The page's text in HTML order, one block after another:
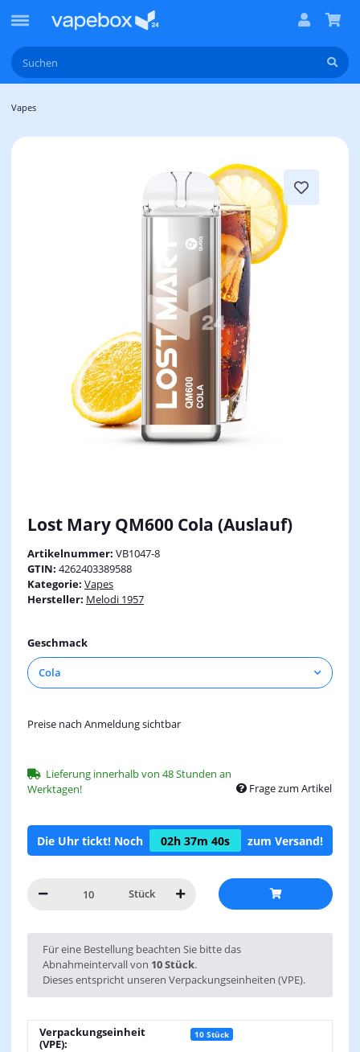
Vapes
Lost Mary QM600 Cola (Auslauf)
Artikelnummer: VB1047-8
GTIN: 4262403389588
Kategorie: Vapes
Hersteller: Melodi 1957
Geschmack
Cola
Preise nach Anmeldung sichtbar
Lieferung innerhalb von 48 Stunden an
Werktagen!
Frage zum Artikel
Die Uhr tickt! Noch 02h 37m 40s zum Versand!
Stück
x
Für eine Bestellung beachten Sie bitte das
Abnahmeintervall von 10 Stück.
Dieses entspricht unseren Verpackungseinheiten (VPE).
Verpackungseinheit
(VPE):
10 Stück